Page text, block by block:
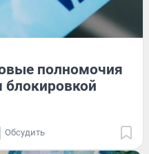
полномочия
блокировкой
Обсудить